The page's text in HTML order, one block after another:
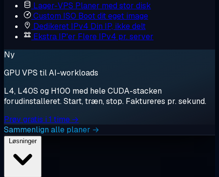
Lager-VPS Planer med stor disk
Custom ISO Boot dit eget image
Dedikeret IPv4 Din IP, ikke delt
Ekstra IP'er Flere IPv4 pr. server
Ny
GPU VPS til AI-workloads
L4, L40S og H100 med hele CUDA-stacken
forudinstalleret. Start, træn, stop. Faktureres pr. sekund.
Prøv gratis i 1 time →
Sammenlign alle planer →
Løsninger